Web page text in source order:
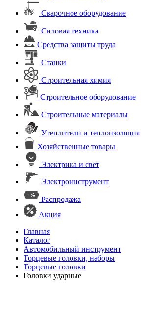
Сварочное оборудование
Силовая техника
Средства защиты труда
Станки
Строительная химия
Строительное оборудование
Строительные материалы
Утеплители и теплоизоляция
Хозяйственные товары
Электрика и свет
Электроинструмент
Распродажа
Акция
Главная
Каталог
Автомобильный инструмент
Торцевые головки, наборы
Торцевые головки
Головки ударные